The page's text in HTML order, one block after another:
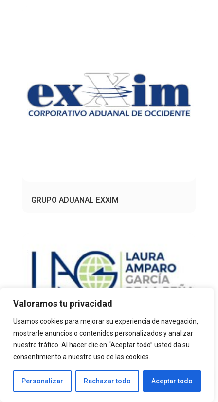
Valoramos tu privacidad
Usamos cookies para mejorar su experiencia de navegación,
mostrarle anuncios o contenidos personalizados y analizar
nuestro tráfico. Al hacer clic en “Aceptar todo” usted da su
consentimiento a nuestro uso de las cookies.
Personalizar Rechazar todo Aceptar todo
GRUPO ADUANAL EXXIM
LAURA AMPARO GARCIA DE LA PEÑA